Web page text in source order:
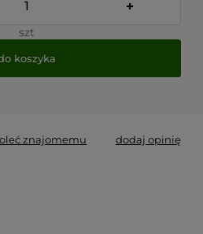
+
szt
koszyka
znajomemu
dodaj opinię